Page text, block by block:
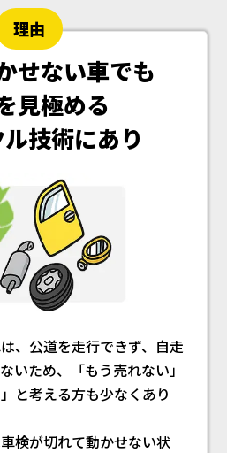
理由
せない車でも
見極める
技術にあり
、公道を走行できず、自走
いため、「もう売れない」
と考える方も少なくあり
検が切れて動かせない状